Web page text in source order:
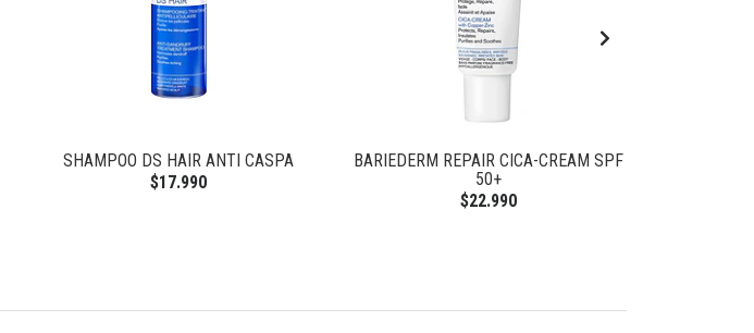
SHAMPOO DS HAIR ANTI CASPA
$17.990
BARIEDERM REPAIR CICA-CREAM SPF
50+
$22.990